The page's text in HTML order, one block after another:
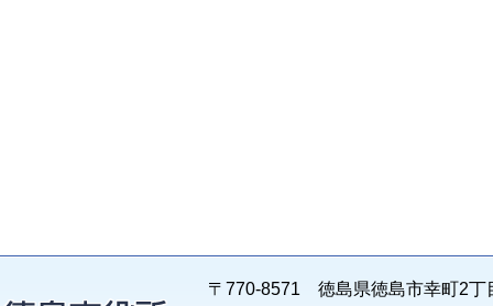
〒770-8571 徳島県徳島市幸町2丁